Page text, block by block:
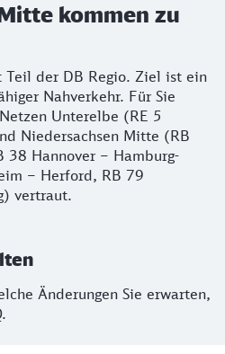
kommen zu
Teil der DB Regio. Ziel ist ein
Nahverkehr. Für Sie
Unterelbe (RE 5
Niedersachsen Mitte (RB
38 Hannover – Hamburg-
– Herford, RB 79
vertraut.
Änderungen Sie erwarten,